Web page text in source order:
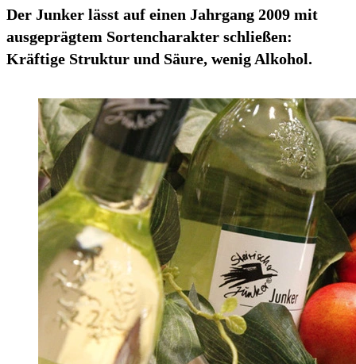
Der Junker lässt auf einen Jahrgang 2009 mit
ausgeprägtem Sortencharakter schließen:
Kräftige Struktur und Säure, wenig Alkohol.